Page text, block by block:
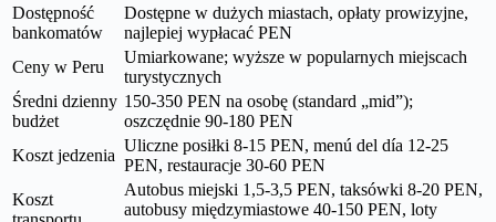
Dostępność
bankomatów
Dostępne w dużych miastach, opłaty prowizyjne,
najlepiej wypłacać PEN
Ceny w Peru
Umiarkowane; wyższe w popularnych miejscach
turystycznych
Średni dzienny
budżet
150-350 PEN na osobę (standard „mid”);
oszczędnie 90-180 PEN
Koszt jedzenia
Uliczne posiłki 8-15 PEN, menú del día 12-25
PEN, restauracje 30-60 PEN
Koszt
Autobus miejski 1,5-3,5 PEN, taksówki 8-20 PEN,
autobusy międzymiastowe 40-150 PEN, loty